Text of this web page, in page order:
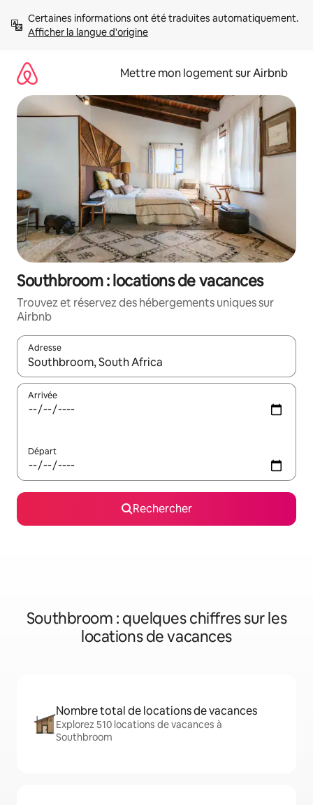
directement
Afficher la langue d'origine
Mettre mon logement sur Airbnb
Southbroom : locations de vacances
Trouvez et réservez des hébergements uniques sur
Airbnb
Adresse
Lorsque les résultats s'affichent, utilisez les flèches vers le
Arrivée
Départ
Rechercher
Southbroom : quelques chiffres sur les
locations de vacances
Nombre total de locations de vacances
Explorez 510 locations de vacances à
Southbroom